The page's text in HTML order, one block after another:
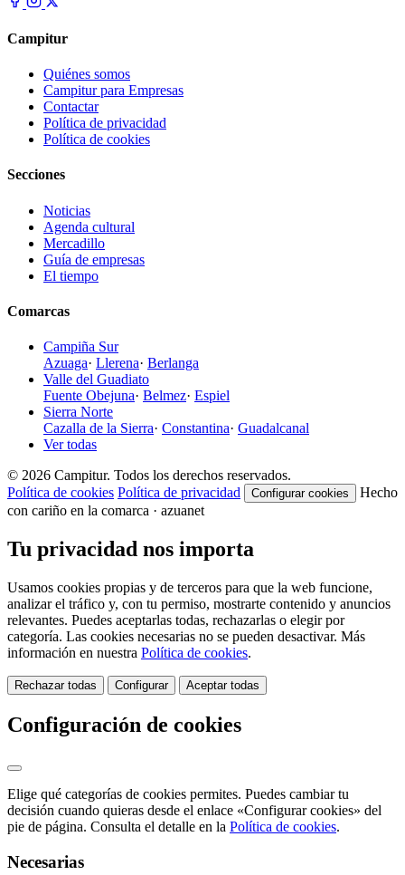
Campitur
Quiénes somos
Campitur para Empresas
Contactar
Política de privacidad
Política de cookies
Secciones
Noticias
Agenda cultural
Mercadillo
Guía de empresas
El tiempo
Comarcas
Campiña Sur
Azuaga· Llerena· Berlanga
Valle del Guadiato
Fuente Obejuna· Belmez· Espiel
Sierra Norte
Cazalla de la Sierra· Constantina· Guadalcanal
Ver todas
© 2026 Campitur. Todos los derechos reservados.
Política de cookies Política de privacidad Configurar cookies
Hecho
con cariño en la comarca · azuanet
Tu privacidad nos importa
Usamos cookies propias y de terceros para que la web funcione,
analizar el tráfico y, con tu permiso, mostrarte contenido y anuncios
relevantes. Puedes aceptarlas todas, rechazarlas o elegir por
categoría. Las cookies necesarias no se pueden desactivar. Más
información en nuestra Política de cookies.
Rechazar todas Configurar Aceptar todas
Configuración de cookies
Elige qué categorías de cookies permites. Puedes cambiar tu
decisión cuando quieras desde el enlace «Configurar cookies» del
pie de página. Consulta el detalle en la Política de cookies.
Necesarias